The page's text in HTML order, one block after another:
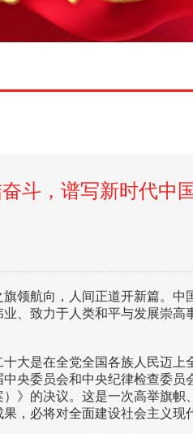
奋斗，谱写新时代中
旗领航向，人间正道开新篇。
业、致力于人类和平与发展崇
十大是在全党全国各族人民迈
中央委员会和中央纪律检查委
）》的决议。这是一次高举旗
，必将对全面建设社会主义现